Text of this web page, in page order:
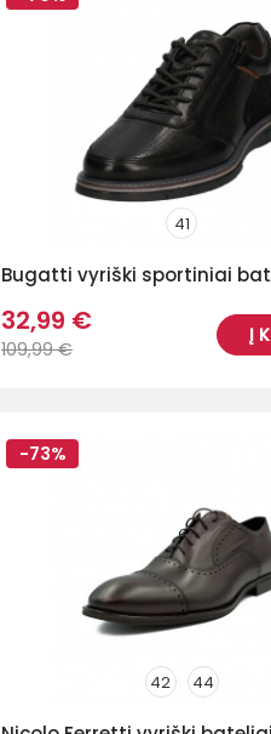
41
Bugatti vyriški sportiniai
32,99 €
109,99 €
Į
-73%
42 44